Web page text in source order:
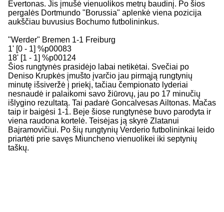
Evertonas. Jis įmušė vienuolikos metrų baudinį. Po šios
pergalės Dortmundo "Borussia" aplenkė viena pozicija
aukščiau buvusius Bochumo futbolininkus.
"Werder" Bremen 1-1 Freiburg
1' [0 - 1] %p00083
18' [1 - 1] %p00124
Šios rungtynės prasidėjo labai netikėtai. Svečiai po
Deniso Krupkės įmušto įvarčio jau pirmąją rungtynių
minutę išsiveržė į priekį, tačiau čempionato lyderiai
nesnaudė ir palaikomi savo žiūrovų, jau po 17 minučių
išlygino rezultatą. Tai padarė Goncalvesas Ailtonas. Mačas
taip ir baigėsi 1-1. Beje šiose rungtynėse buvo parodyta ir
viena raudona kortelė. Teisėjas ją skyrė Zlatanui
Bajramovičiui. Po šių rungtynių Verderio futbolininkai leido
priartėti prie savęs Miuncheno vienuolikei iki septynių
taškų.